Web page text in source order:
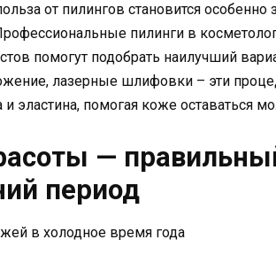
от пилингов становится особенно
пилинги в
помогут подобрать наилучший
лазерные шлифовки – эти
и эластина, помогая коже оставаться
—
период